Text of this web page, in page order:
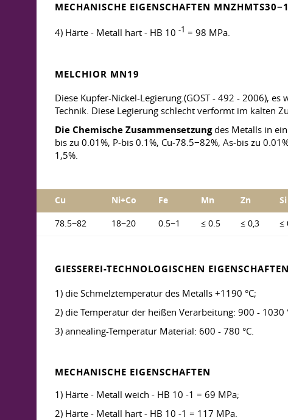
MECHANISCHE EIGENSCHAFTEN
4) Härte - Metall hart - HB 10 -1 = 98 MPa.
MELCHIOR MN19
Diese Kupfer-Nickel-Legierung.(GOST - 492 - 2006),
Technik. Diese Legierung schlecht verformt im kalten
Die Chemische Zusammensetzungdes Metalls in
bis zu 0.01%, P-bis 0.1%, Cu-78.5−82%, As-bis zu
1,5%.
Cu Ni+Co Fe Mn Zn Si
78.5−82 18−20 0.5−1 ≤ 0.5 ≤ 0,3 ≤
GIESSEREI-TECHNOLOGISCHEN
1) die Schmelztemperatur des Metalls +1190 °C;
2) die Temperatur der heißen Verarbeitung: 900 - 1030
3) annealing-Temperatur Material: 600 - 780 °C.
MECHANISCHE EIGENSCHAFTEN
1) Härte - Metall weich - HB 10 -1 = 69 MPa;
2) Härte - Metall hart - HB 10 -1 = 117 MPa.